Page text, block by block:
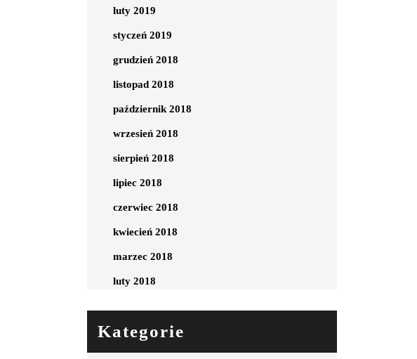
luty 2019
styczeń 2019
grudzień 2018
listopad 2018
październik 2018
wrzesień 2018
sierpień 2018
lipiec 2018
czerwiec 2018
kwiecień 2018
marzec 2018
luty 2018
Kategorie